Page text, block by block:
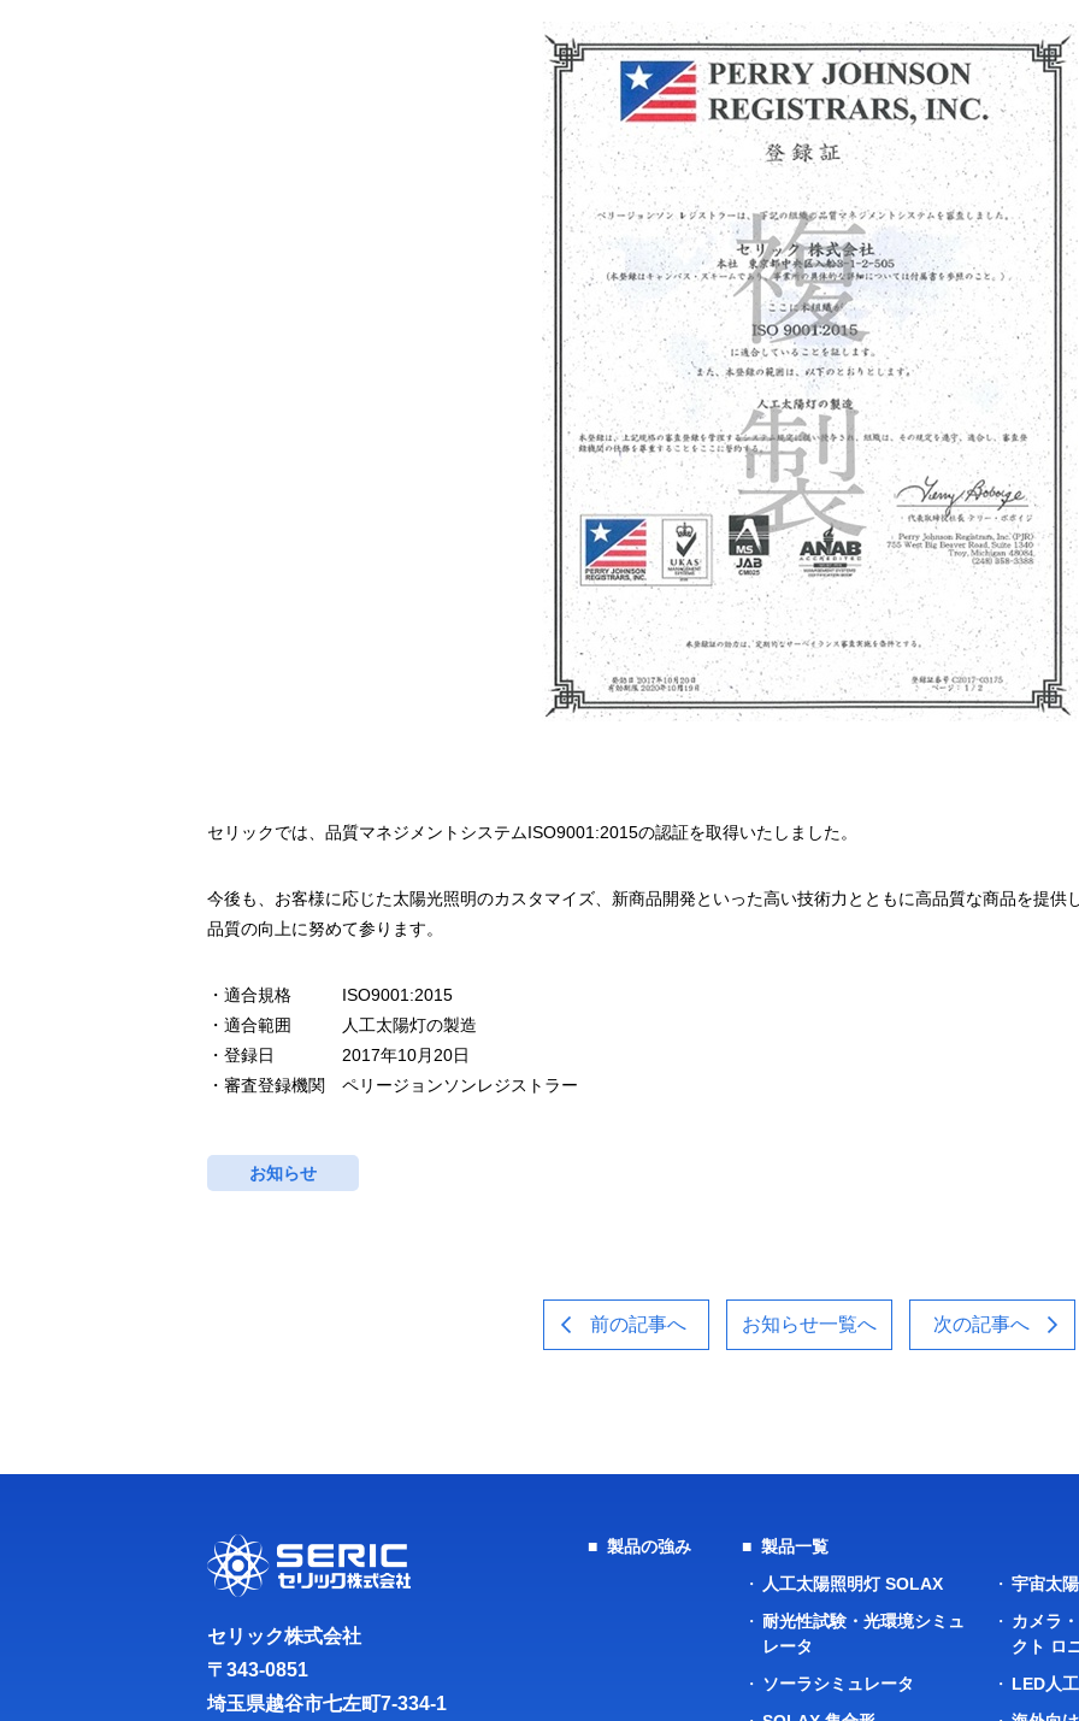
セリックでは、品質マネジメントシステムISO9001:2015の認証を取得いたしました。
今後も、お客様に応じた太陽光照明のカスタマイズ、新商品開発といった高い技術力とともに高品質な商品を提供
品質の向上に努めて参ります。
・適合規格 ISO9001:2015
・適合範囲 人工太陽灯の製造
・登録日 2017年10月20日
・審査登録機関 ペリージョンソンレジストラー
お知らせ
前の記事へ お知らせ一覧へ 次の記事へ
セリック株式会社
〒343-0851
埼玉県越谷市七左町7-334-1
製品の強み
製品一覧
人工太陽照明灯 SOLAX
宇宙太
耐光性試験・光環境シミュ
レータ
カメラ
クト ロ
ソーラシミュレータ
LED人